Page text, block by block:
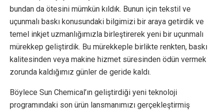
bundan da ötesini mümkün kıldık. Bunun için tekstil ve
uçunmalı baskı konusundaki bilgimizi bir araya getirdik ve
temel inkjet uzmanlığımızla birleştirerek yeni bir uçunmalı
mürekkep geliştirdik. Bu mürekkeple birlikte renkten, baskı
kalitesinden veya makine hizmet süresinden ödün vermek
zorunda kaldığımız günler de geride kaldı.
Böylece Sun Chemical’ın geliştirdiği yeni teknoloji
programındaki son ürün lansmanımızı gerçekleştirmiş